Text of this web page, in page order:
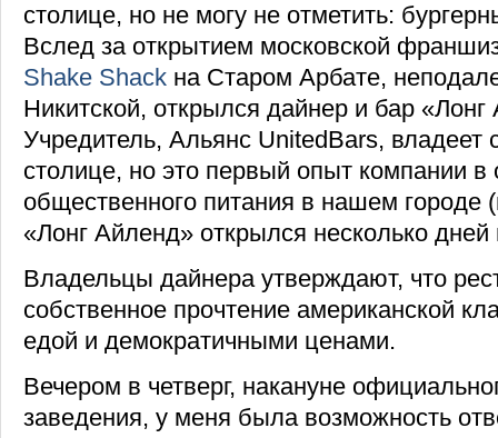
столице, но не могу не отметить:
Вслед за открытием московской
Shake Shack на Старом Арбате,
Никитской, открылся дайнер и бар
Учредитель, Альянс UnitedBars, владеет
столице, но это первый опыт компании в
общественного питания в нашем городе
«Лонг Айленд» открылся несколько дней
Владельцы дайнера утверждают, что
собственное прочтение американской
едой и демократичными ценами.
Вечером в четверг, накануне
заведения, у меня была возможность